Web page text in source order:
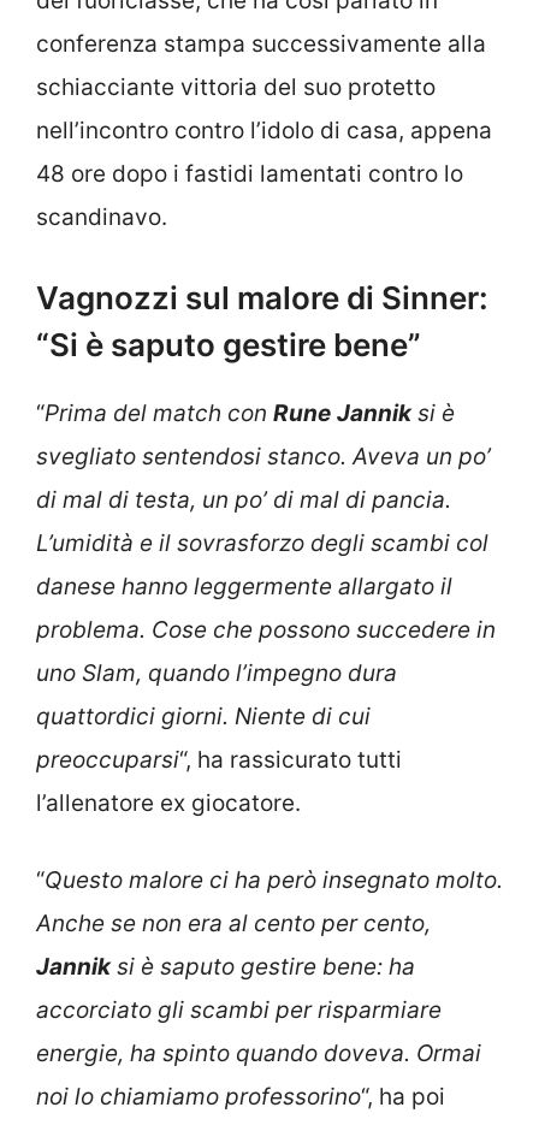
conferenza stampa successivamente alla
schiacciante vittoria del suo protetto
nell’incontro contro l’idolo di casa, appena
48 ore dopo i fastidi lamentati contro lo
scandinavo.
Vagnozzi sul malore di Sinner:
“Si è saputo gestire bene”
“Prima del match con Rune Janniksi è
svegliato sentendosi stanco. Aveva un po’
di mal di testa, un po’ di mal di pancia.
L’umidità e il sovrasforzo degli scambi col
danese hanno leggermente allargato il
problema. Cose che possono succedere in
uno Slam, quando l’impegno dura
quattordici giorni. Niente di cui
preoccuparsi“, ha rassicurato tutti
l’allenatore ex giocatore.
“Questo malore ci ha però insegnato molto.
Anche se non era al cento per cento,
Janniksi è saputo gestire bene: ha
accorciato gli scambi per risparmiare
energie, ha spinto quando doveva. Ormai
noi lo chiamiamo professorino“, ha poi